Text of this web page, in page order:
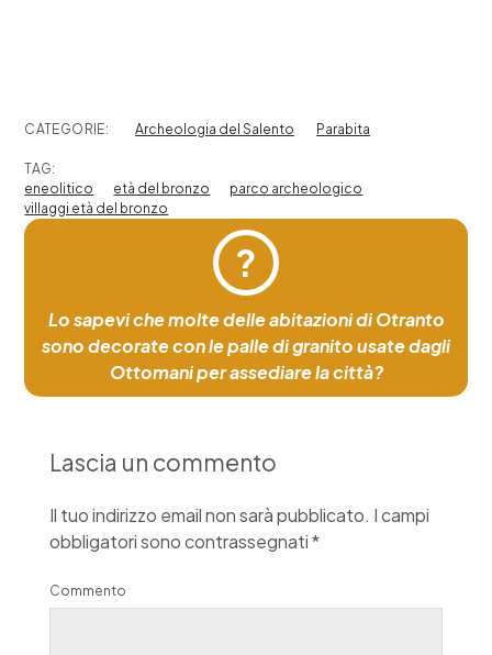
CATEGORIE: Archeologia del Salento Parabita
TAG:
eneolitico
età del bronzo
parco archeologico
villaggi età del bronzo
?
Lo sapevi che molte delle abitazioni di Otranto
sono decorate con le palle di granito usate dagli
Ottomani per assediare la città?
Lascia un commento
Il tuo indirizzo email non sarà pubblicato. I campi
obbligatori sono contrassegnati*
Commento